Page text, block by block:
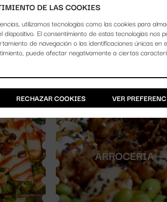
DE LAS COOKIES
utilizamos tecnologías como las cookies para
El consentimiento de estas tecnologías nos
de navegación o las identificaciones únicas en
puede afectar negativamente a ciertas
RECHAZAR COOKIES VER
VER
ARROCERÍA